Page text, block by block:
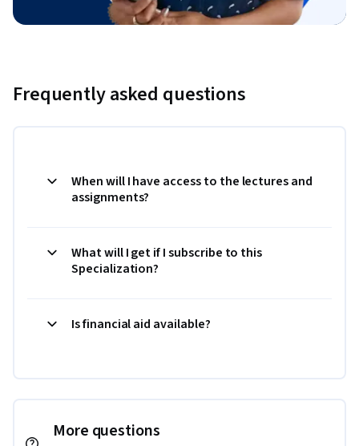
Frequently asked questions
When will I have access to the lectures and
assignments?
What will I get if I subscribe to this
Specialization?
Is financial aid available?
More questions